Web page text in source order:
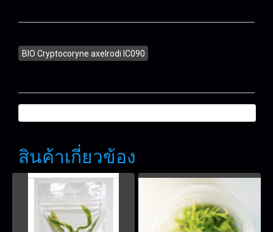
BIO Cryptocoryne axelrodi IC090
สินค้าเกี่ยวข้อง